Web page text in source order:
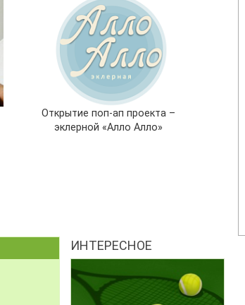
Открытие поп-ап проекта –
эклерной «Алло Алло»
ИНТЕРЕСНОЕ